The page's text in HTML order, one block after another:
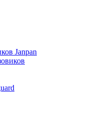
Janpan